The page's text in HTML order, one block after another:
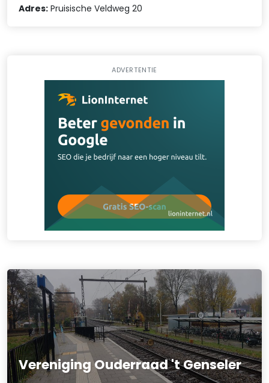
Adres: Pruisische Veldweg 20
ADVERTENTIE
Vereniging Ouderraad 't Genseler